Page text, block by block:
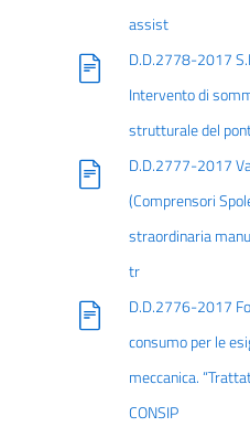
assist
D.D.2778-2017
Intervento di
strutturale del
D.D.2777-2017
(Comprensori
straordinaria
tr
D.D.2776-2017
consumo per le
meccanica.
CONSIP